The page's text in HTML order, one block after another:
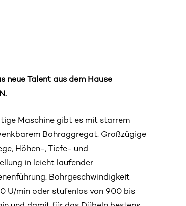
neue Talent aus dem Hause
Maschine gibt es mit starrem
Bohraggregat. Großzügige
Höhen-, Tiefe- und
in leicht laufender
Bohrgeschwindigkeit
U/min oder stufenlos von 900 bis